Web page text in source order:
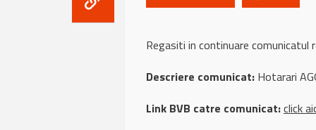
Regasiti in continuare comunicatul
Descriere comunicat: Hotarari
Link BVB catre comunicat:click